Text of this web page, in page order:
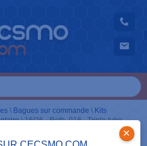
×
\ Bagues sur commande \ Kits
\16/26 - Roth .018 - Triple tube